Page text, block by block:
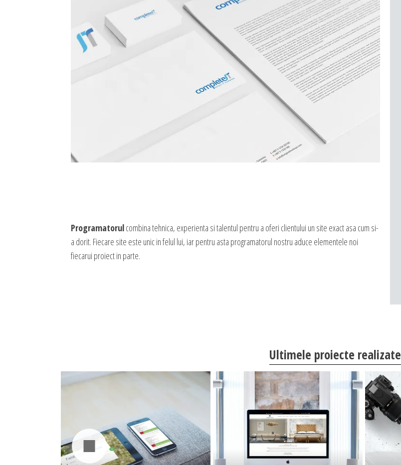
Programatorulcombina tehnica, experienta si talentul pentru a oferi clientului un site exact asa cum si-
a dorit. Fiecare site este unic in felul lui, iar pentru asta programatorul nostru aduce elementele noi
fiecarui proiect in parte.
Ultimele proiecte realizate